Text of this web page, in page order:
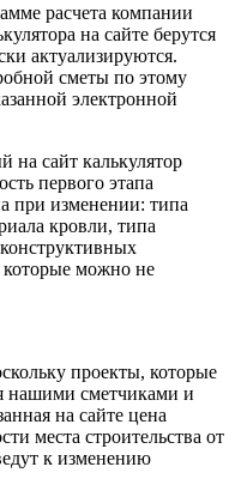
расчета компании
на сайте берутся
актуализируются.
сметы по этому
электронной
на сайт калькулятор
первого этапа
при изменении: типа
кровли, типа
которые можно не
проекты, которые
нашими сметчиками и
на сайте цена
места строительства от
к изменению